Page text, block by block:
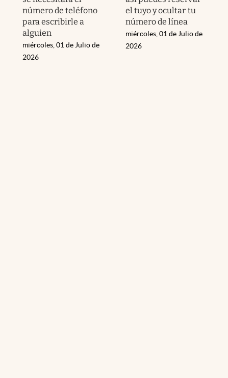
número de teléfono
para escribirle a
alguien
miércoles, 01 de Julio de
2026
el tuyo y ocultar tu
número de línea
miércoles, 01 de Julio de
2026